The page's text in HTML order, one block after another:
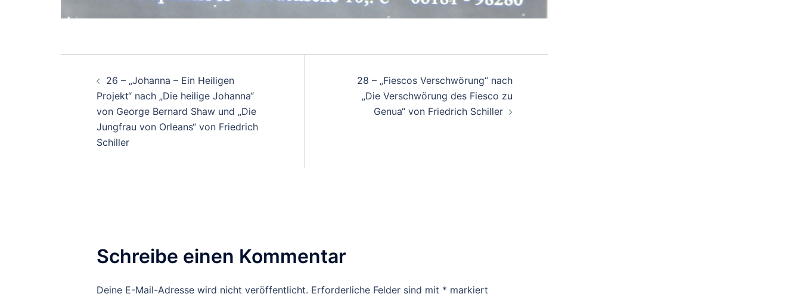
Navigation
26 – „Johanna – Ein Heiligen
Projekt“ nach „Die heilige Johanna“
von George Bernard Shaw und „Die
Jungfrau von Orleans“ von Friedrich
Schiller
28 – „Fiescos Verschwörung“ nach
„Die Verschwörung des Fiesco zu
Genua“ von Friedrich Schiller
Schreibe einen Kommentar
Deine E-Mail-Adresse wird nicht veröffentlicht. Erforderliche Felder sind mit * markiert